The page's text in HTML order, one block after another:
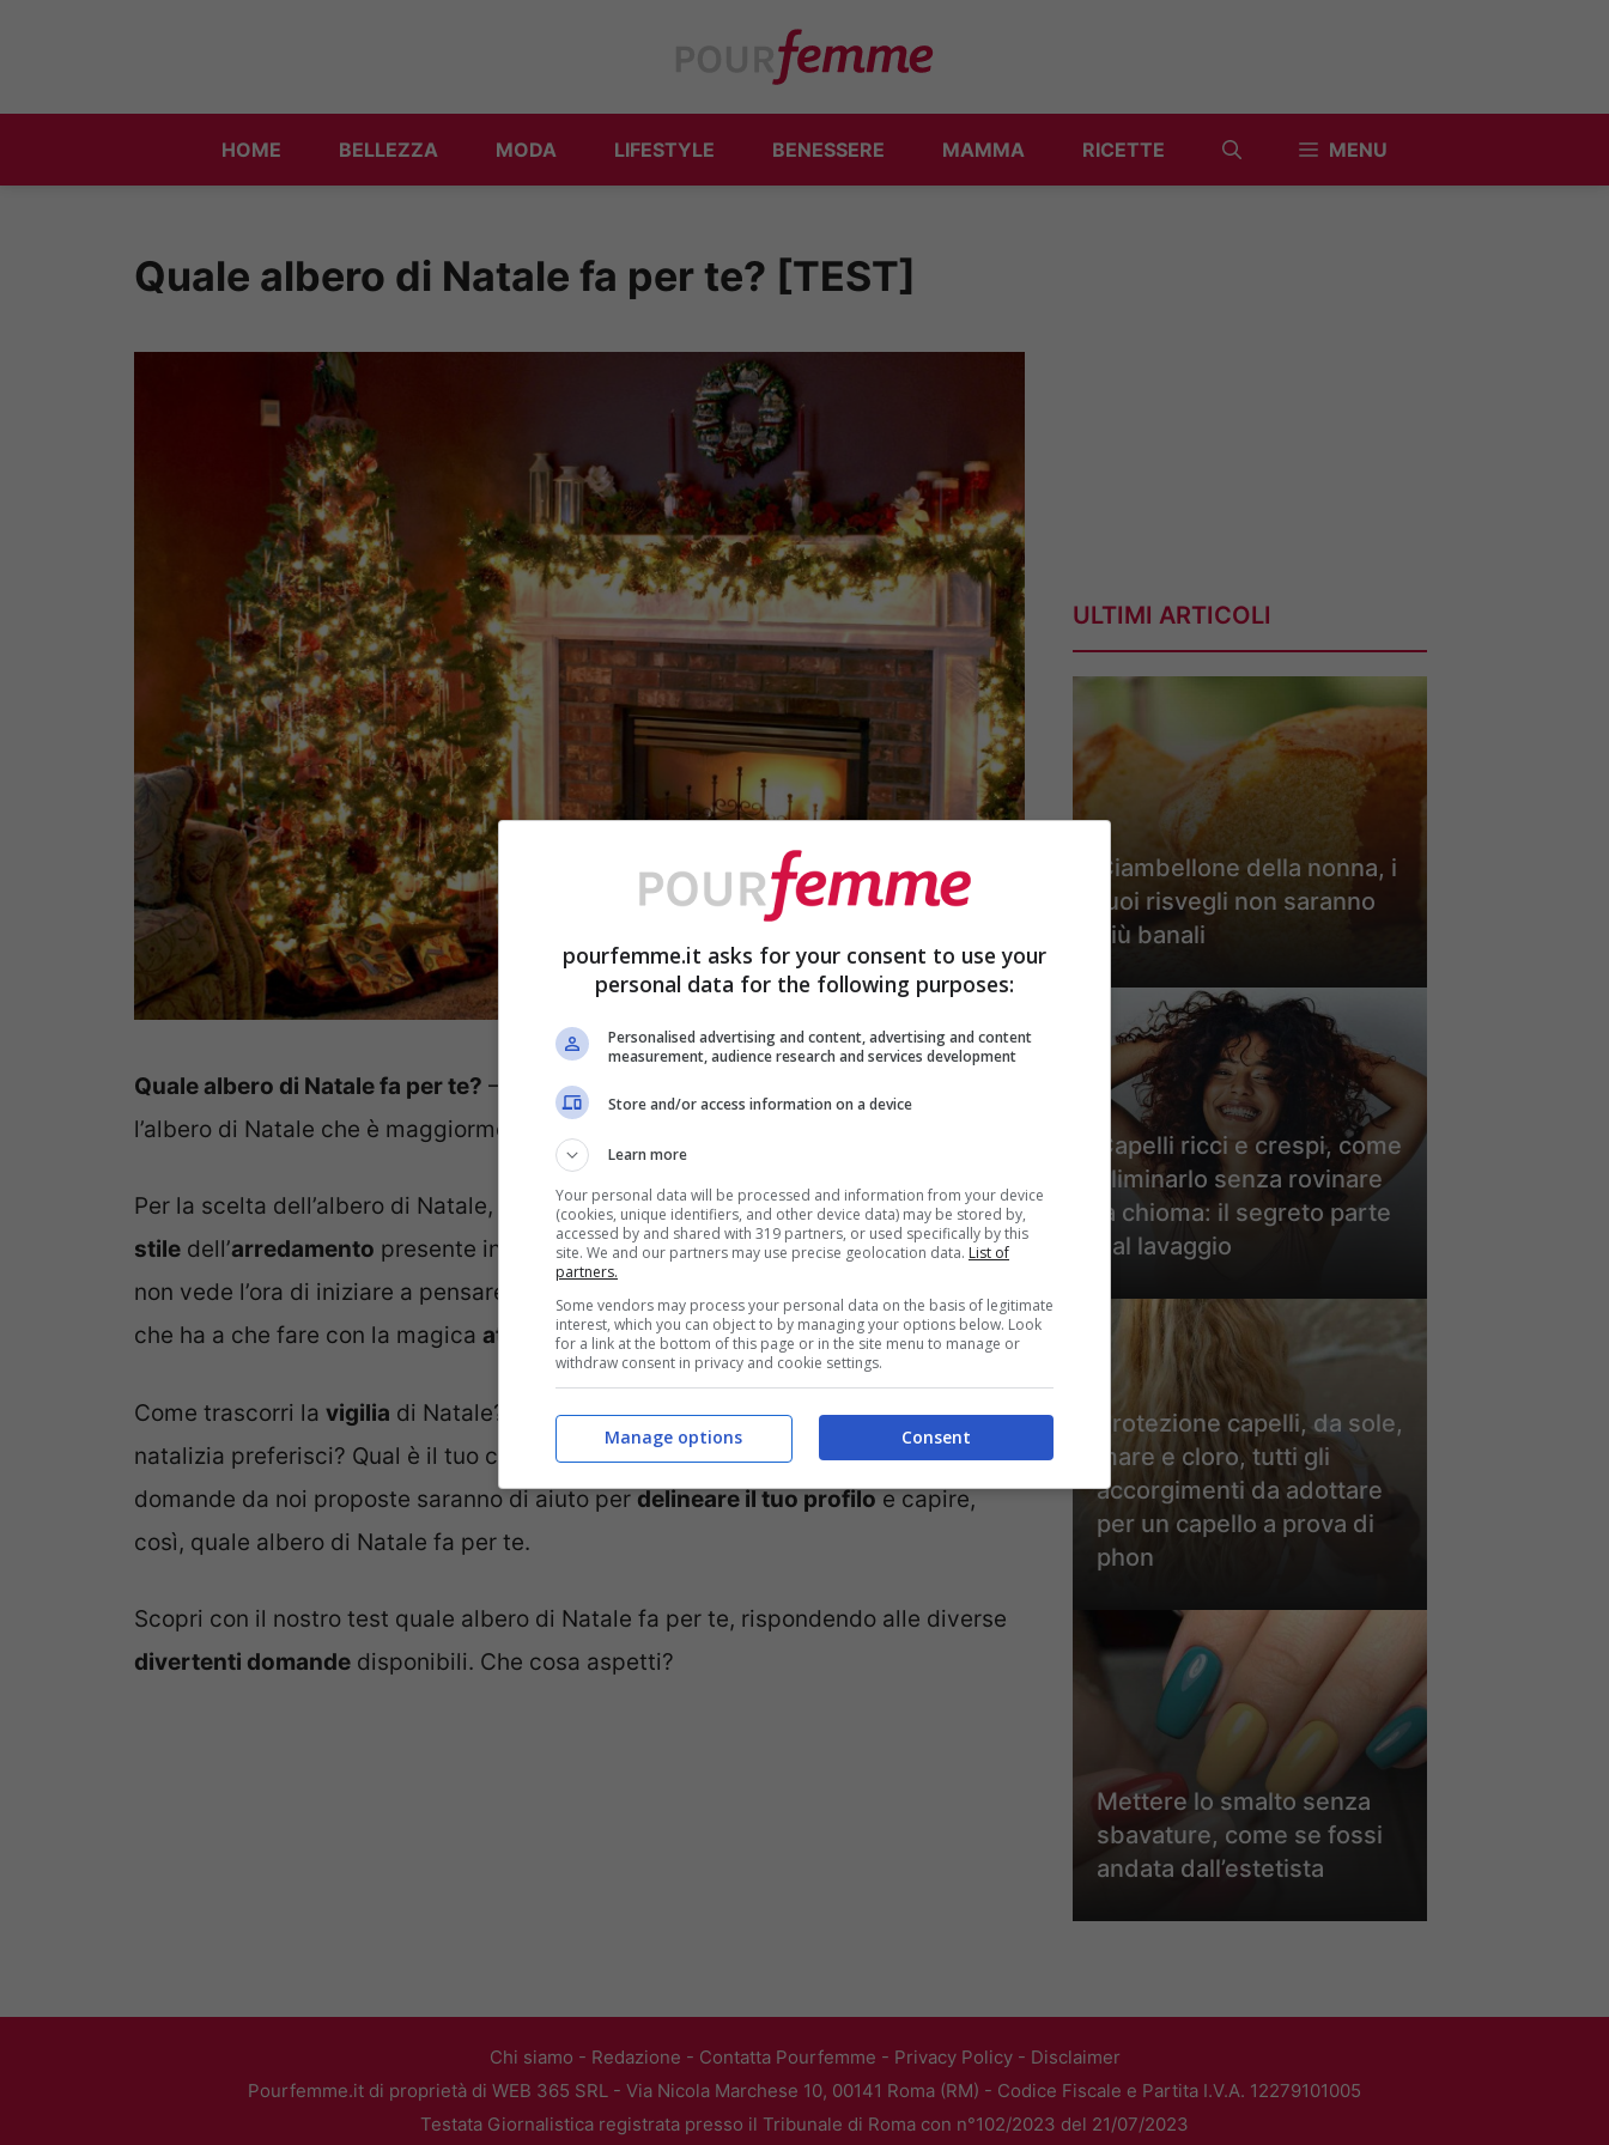
HOME BELLEZZA MODA LIFESTYLE BENESSERE MAMMA RICETTE MENU
Quale albero di Natale fa per te? [TEST]
Quale albero di Natale fa per te? – Sei curiosa di scoprire, grazie a un
l’albero di Natale che è maggiormente adatto alla tua
Per la scelta dell’albero di Natale, sono importanti igusti personali, ma anche lo
stile dell’arredamento presente in casa. Chi ama lefestività natalizie, sicuramente
non vede l’ora di iniziare a pensare a
decorazioni colori
e tutto ciò
che ha a che fare con la magica atmosfera natalizia.
Come trascorri la vigilia di Natale? Che stile ha la tua casa? Quale decorazione
natalizia preferisci? Qual è il tuo colore natalizio preferito? Le risposte alle
domande da noi proposte saranno di aiuto per delineare il tuo profilo e capire,
così, quale albero di Natale fa per te.
Scopri con il nostro test quale albero di Natale fa per te, rispondendo alle diverse
divertenti domande disponibili. Che cosa aspetti?
ULTIMI ARTICOLI
Ciambellone della nonna, i
tuoi risvegli non saranno
più banali
Capelli ricci e crespi, come
eliminarlo senza rovinare
la chioma: il segreto parte
dal lavaggio
Protezione capelli, da sole,
mare e cloro, tutti gli
accorgimenti da adottare
per un capello a prova di
phon
Mettere lo smalto senza
sbavature, come se fossi
andata dall’estetista
Chi siamo - Redazione - Contatta Pourfemme - Privacy Policy- Disclaimer
Pourfemme.it di proprietà di WEB 365 SRL - Via Nicola Marchese 10, 00141 Roma (RM) - Codice Fiscale e Partita I.V.A. 12279101005
Testata Giornalistica registrata presso il Tribunale di Roma con n°102/2023 del 21/07/2023
pourfemme.it asks for your consent to use your
personal data for the following purposes:
Personalised advertising and content, advertising and content
measurement, audience research and services development
Store and/or access information on a device
Learn more
Your personal data will be processed and information from your device
(cookies, unique identifiers, and other device data) may be stored by,
accessed by and shared with 319 partners, or used specifically by this
site. We and our partners may use precise geolocation data. List of
partners.
Some vendors may process your personal data on the basis of legitimate
interest, which you can object to by managing your options below. Look
for a link at the bottom of this page or in the site menu to manage or
withdraw consent in privacy and cookie settings.
Consent
Manage options